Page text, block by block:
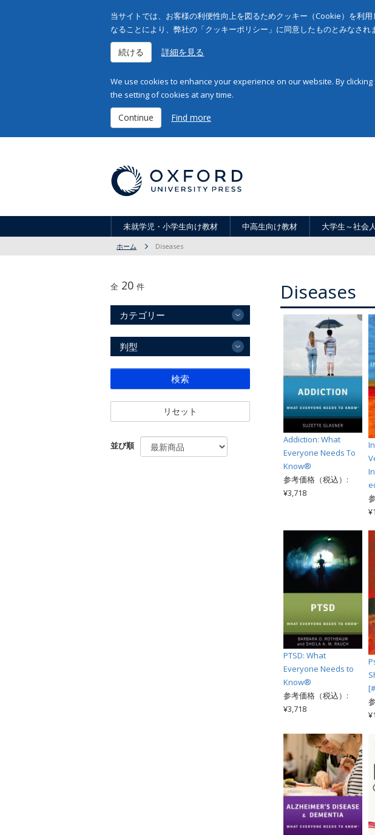
当サイトでは、お客様の利便性向上を図るためクッキー（Cookie）を利
なることにより、弊社の「クッキーポリシー」に同意したものとみなされ
続ける 詳細を見る
We use cookies to enhance your experience on our website. By
the setting of cookies at any time.
Continue Find more
未就学児・小学生向け教材 中高生向け教材 大学生～社会
ホーム Diseases
Diseases
Addiction: What
Everyone Needs To
Know®
参考価格（税込）:
¥3,718
PTSD: What
Everyone Needs to
Know®
参考価格（税込）:
¥3,718
全 20 件
カテゴリー
判型
検索
リセット
並び順